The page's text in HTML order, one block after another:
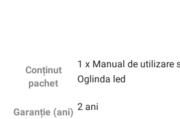
Conținut
pachet
1 x Manual de utilizare
Oglinda led
Garanție (ani) 2 ani